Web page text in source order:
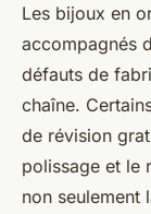
Les bijoux en
accompagnés
défauts de
chaîne.
de révision
polissage et le
non seulement